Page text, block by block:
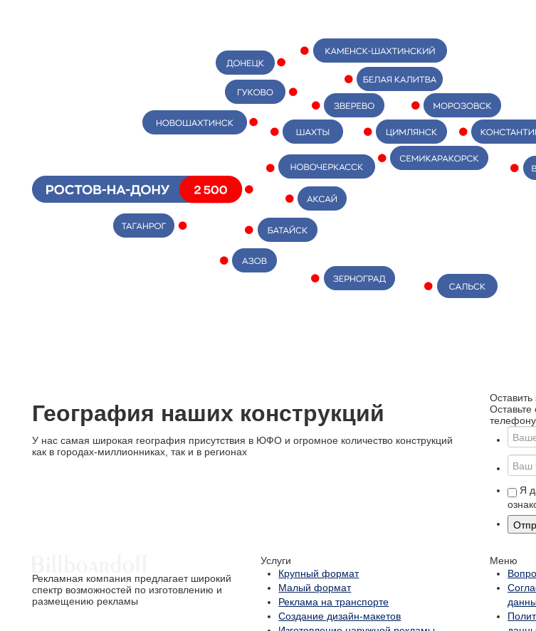
География наших конструкций
У нас самая широкая география присутствия в ЮФО и огромное количество конструкций
как в городах-миллионниках, так и в регионах
Оставить
Я
Рекламная компания предлагает широкий
спектр возможностей по изготовлению и
размещению рекламы
Услуги
Крупный формат
Малый формат
Реклама на транспорте
Создание дизайн-макетов
Меню